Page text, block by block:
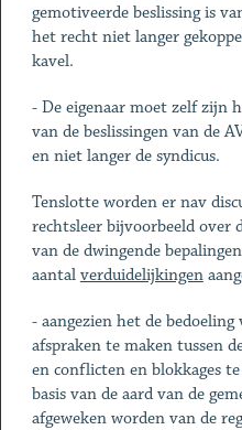
gemotiveerde beslissing is
het recht niet langer
kavel.
- De eigenaar moet zelf zijn
van de beslissingen van de
en niet langer de syndicus.
Tenslotte worden er nav
rechtsleer bijvoorbeeld over
van de dwingende
aantal verduidelijkingen
- aangezien het de
afspraken te maken tussen
en conflicten en blokkages
basis van de aard van de
afgeweken worden van de